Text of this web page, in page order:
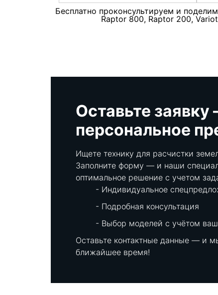
Бесплатно проконсультируем и
Raptor 800, Raptor 200,
Оставьте
персональное
Ищете технику для расчистки
Заполните форму — и наши
оптимальное решение с учетом
Индивидуальное
Подробная консультация
Выбор моделей с учётом
Оставьте контактные данные — и
ближайшее время!